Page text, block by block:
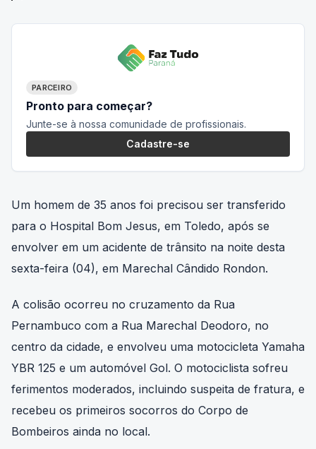
PARCEIRO
Pronto para começar?
Junte-se à nossa comunidade de profissionais.
Cadastre-se
Um homem de 35 anos foi precisou ser transferido
para o Hospital Bom Jesus, em Toledo, após se
envolver em um acidente de trânsito na noite desta
sexta-feira (04), em Marechal Cândido Rondon.
A colisão ocorreu no cruzamento da Rua
Pernambuco com a Rua Marechal Deodoro, no
centro da cidade, e envolveu uma motocicleta Yamaha
YBR 125 e um automóvel Gol. O motociclista sofreu
ferimentos moderados, incluindo suspeita de fratura, e
recebeu os primeiros socorros do Corpo de
Bombeiros ainda no local.